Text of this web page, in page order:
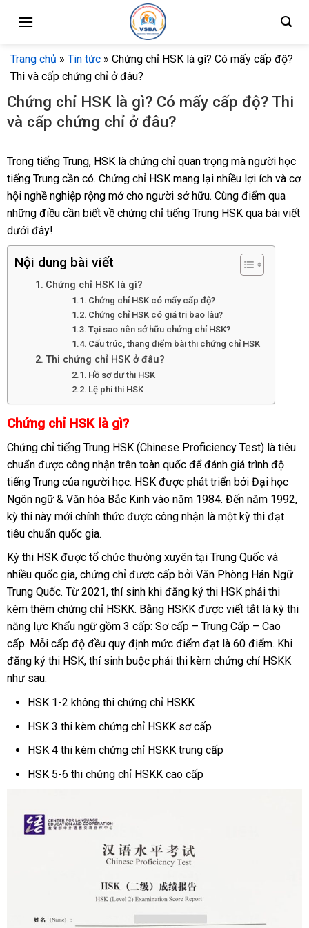
Trang chủ » Tin tức » Chứng chỉ HSK là gì? Có mấy cấp độ?
Thi và cấp chứng chỉ ở đâu?
Chứng chỉ HSK là gì? Có mấy cấp độ? Thi
và cấp chứng chỉ ở đâu?
Trong tiếng Trung, HSK là chứng chỉ quan trọng mà người học
tiếng Trung cần có. Chứng chỉ HSK mang lại nhiều lợi ích và cơ
hội nghề nghiệp rộng mở cho người sở hữu. Cùng điểm qua
những điều cần biết về chứng chỉ tiếng Trung HSK qua bài viết
dưới đây!
Nội dung bài viết
Chứng chỉ HSK là gì?
Chứng chỉ HSK có mấy cấp độ?
Chứng chỉ HSK có giá trị bao lâu?
Tại sao nên sở hữu chứng chỉ HSK?
Cấu trúc, thang điểm bài thi chứng chỉ HSK
Thi chứng chỉ HSK ở đâu?
Hồ sơ dự thi HSK
Lệ phí thi HSK
Chứng chỉ HSK là gì?
Chứng chỉ tiếng Trung HSK (Chinese Proficiency Test) là tiêu
chuẩn được công nhận trên toàn quốc để đánh giá trình độ
tiếng Trung của người học. HSK được phát triển bởi Đại học
Ngôn ngữ & Văn hóa Bắc Kinh vào năm 1984. Đến năm 1992,
kỳ thi này mới chính thức được công nhận là một kỳ thi đạt
tiêu chuẩn quốc gia.
Kỳ thi HSK được tổ chức thường xuyên tại Trung Quốc và
nhiều quốc gia, chứng chỉ được cấp bởi Văn Phòng Hán Ngữ
Trung Quốc. Từ 2021, thí sinh khi đăng ký thi HSK phải thi
kèm thêm chứng chỉ HSKK. Bằng HSKK được viết tắt là kỳ thi
năng lực Khẩu ngữ gồm 3 cấp: Sơ cấp – Trung Cấp – Cao
cấp. Mỗi cấp độ đều quy định mức điểm đạt là 60 điểm. Khi
đăng ký thi HSK, thí sinh buộc phải thi kèm chứng chỉ HSKK
như sau:
HSK 1-2 không thi chứng chỉ HSKK
HSK 3 thi kèm chứng chỉ HSKK sơ cấp
HSK 4 thi kèm chứng chỉ HSKK trung cấp
HSK 5-6 thi chứng chỉ HSKK cao cấp